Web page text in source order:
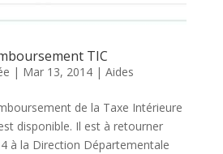
TIC
| Mar 13, 2014| Aides
de la Taxe Intérieure
disponible. Il est à retourner
à la Direction Départementale